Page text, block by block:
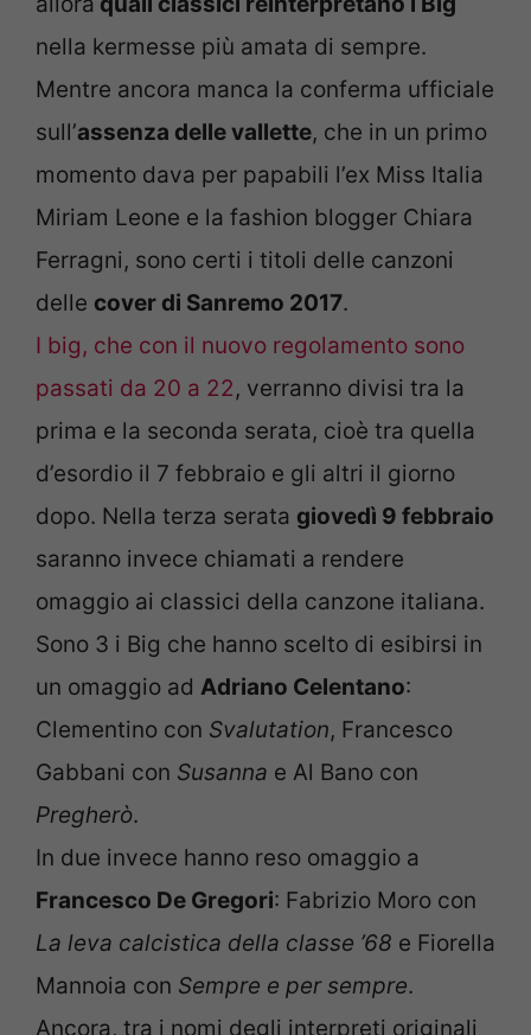
nella kermesse più amata di sempre.
Mentre ancora manca la conferma ufficiale
sull’assenza delle vallette, che in un primo
momento dava per papabili l’ex Miss Italia
Miriam Leone e la fashion blogger Chiara
Ferragni, sono certi i titoli delle canzoni
delle cover di Sanremo 2017.
I big, che con il nuovo regolamento sono
passati da 20 a 22, verranno divisi tra la
prima e la seconda serata, cioè tra quella
d’esordio il 7 febbraio e gli altri il giorno
dopo. Nella terza serata giovedì 9 febbraio
saranno invece chiamati a rendere
omaggio ai classici della canzone italiana.
Sono 3 i Big che hanno scelto di esibirsi in
un omaggio ad Adriano Celentano:
Clementino con Svalutation, Francesco
Gabbani con Susanna e Al Bano con
Pregherò.
In due invece hanno reso omaggio a
Francesco De Gregori: Fabrizio Moro con
La leva calcistica della classe ’68 e Fiorella
Mannoia con Sempre e per sempre.
Ancora, tra i nomi degli interpreti originali